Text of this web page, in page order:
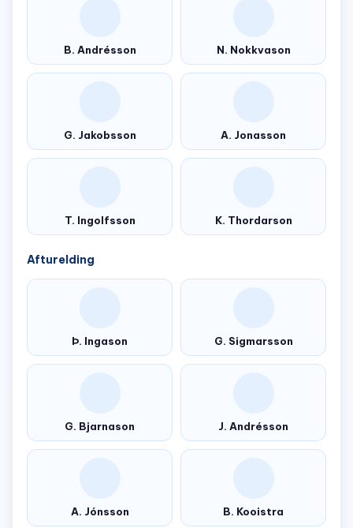
B. Andrésson N. Nokkvason
G. Jakobsson A. Jonasson
T. Ingolfsson K. Thordarson
Afturelding
Þ. Ingason G. Sigmarsson
G. Bjarnason J. Andrésson
A. Jónsson B. Kooistra